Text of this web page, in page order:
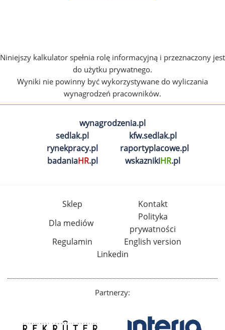
Niniejszy kalkulator spełnia rolę informacyjną i przeznaczony jest
do użytku prywatnego.
Wyniki nie powinny być wykorzystywane do wyliczania
wynagrodzeń pracowników.
wynagrodzenia.pl
sedlak.pl
kfw.sedlak.pl
rynekpracy.pl
raportyplacowe.pl
badaniaHR.pl wskaznikiHR.pl
Sklep
Kontakt
Dla mediów
Polityka
prywatności
Regulamin
English version
Linkedin
Partnerzy: